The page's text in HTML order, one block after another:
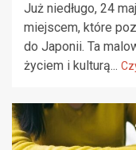
Już niedługo, 24
miejscem, które
do Japonii. Ta
życiem i kulturą...